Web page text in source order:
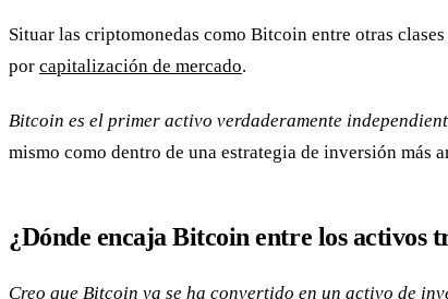
Situar las criptomonedas como Bitcoin entre otras
por capitalización de mercado.
Bitcoin es el primer activo verdaderamente
mismo como dentro de una estrategia de inversión más
¿Dónde encaja Bitcoin entre los activos
Creo que Bitcoin ya se ha convertido en un activo de